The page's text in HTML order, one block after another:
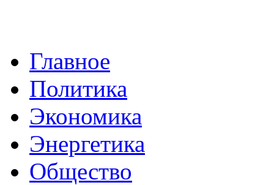
Главное
Политика
Экономика
Энергетика
Общество